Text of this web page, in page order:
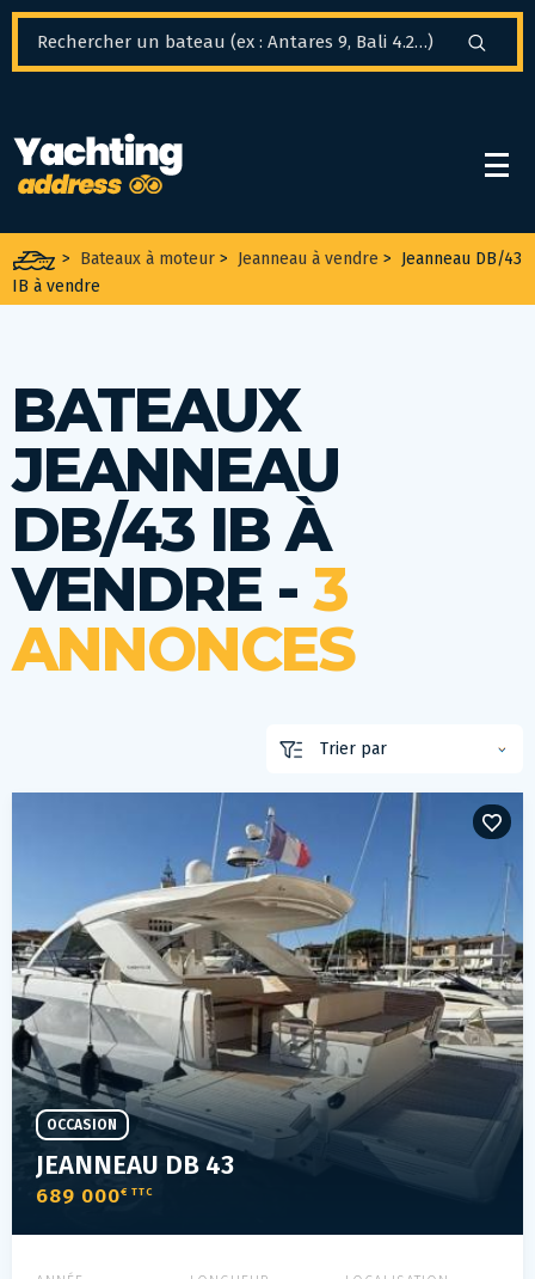
> Bateaux à moteur > Jeanneau à vendre > Jeanneau DB/43
IB à vendre
BATEAUX
JEANNEAU
DB/43 IB À
VENDRE - 3
ANNONCES
JEANNEAU DB 43
689 000€ TTC
OCCASION
Panneau de gestion des cookies